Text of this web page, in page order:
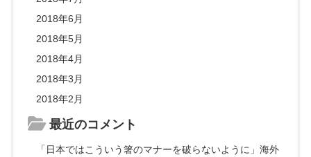
2018年6月
2018年5月
2018年4月
2018年3月
2018年2月
最近のコメント
「日本ではこういう箸のマナーを破らないように」海外